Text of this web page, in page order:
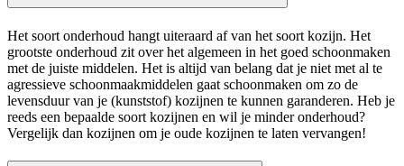
Het soort onderhoud hangt uiteraard af van het soort kozijn. Het
grootste onderhoud zit over het algemeen in het goed schoonmaken
met de juiste middelen. Het is altijd van belang dat je niet met al te
agressieve schoonmaakmiddelen gaat schoonmaken om zo de
levensduur van je (kunststof) kozijnen te kunnen garanderen. Heb je
reeds een bepaalde soort kozijnen en wil je minder onderhoud?
Vergelijk dan kozijnen om je oude kozijnen te laten vervangen!